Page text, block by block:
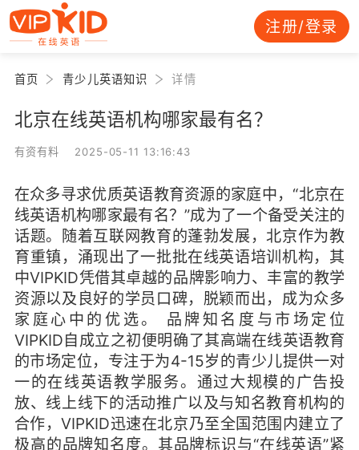
注册/登录
首页 青少儿英语知识 详情
北京在线英语机构哪家最有名？
有资有料 2025-05-11 13:16:43
在众多寻求优质英语教育资源的家庭中，“北京在
线英语机构哪家最有名？”成为了一个备受关注的
话题。随着互联网教育的蓬勃发展，北京作为教
育重镇，涌现出了一批批在线英语培训机构，其
中VIPKID凭借其卓越的品牌影响力、丰富的教学
资源以及良好的学员口碑，脱颖而出，成为众多
家庭心中的优选。 品牌知名度与市场定位
VIPKID自成立之初便明确了其高端在线英语教育
的市场定位，专注于为4-15岁的青少儿提供一对
一的在线英语教学服务。通过大规模的广告投
放、线上线下的活动推广以及与知名教育机构的
合作，VIPKID迅速在北京乃至全国范围内建立了
极高的品牌知名度。其品牌标识与“在线英语”紧